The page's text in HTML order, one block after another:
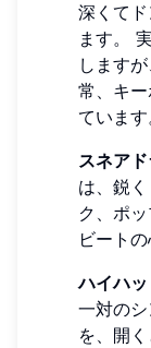
深くて
ます。
します
常、キ
ています
スネアド
は、鋭
ク、ポ
ビートの
ハイハッ
一対の
を、開